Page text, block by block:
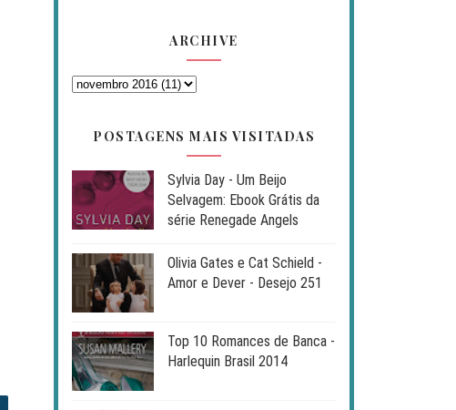
ARCHIVE
POSTAGENS MAIS VISITADAS
Sylvia Day - Um Beijo
Selvagem: Ebook Grátis da
série Renegade Angels
Olivia Gates e Cat Schield -
Amor e Dever - Desejo 251
Top 10 Romances de Banca -
Harlequin Brasil 2014